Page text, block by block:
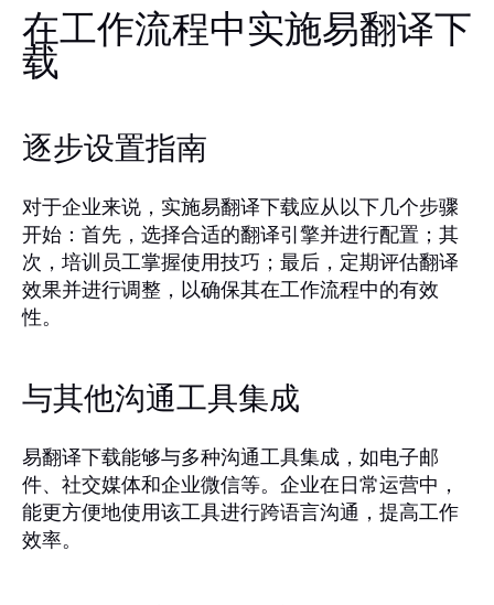
在工作流程中实施易翻译下
载
逐步设置指南
对于企业来说，实施易翻译下载应从以下几个步骤
开始：首先，选择合适的翻译引擎并进行配置；其
次，培训员工掌握使用技巧；最后，定期评估翻译
效果并进行调整，以确保其在工作流程中的有效
性。
与其他沟通工具集成
易翻译下载能够与多种沟通工具集成，如电子邮
件、社交媒体和企业微信等。企业在日常运营中，
能更方便地使用该工具进行跨语言沟通，提高工作
效率。